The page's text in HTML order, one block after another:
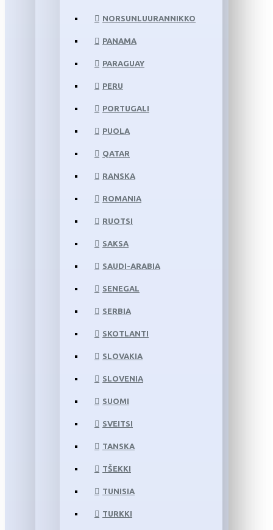
NORSUNLUURANNIKKO
PANAMA
PARAGUAY
PERU
PORTUGALI
PUOLA
QATAR
RANSKA
ROMANIA
RUOTSI
SAKSA
SAUDI-ARABIA
SENEGAL
SERBIA
SKOTLANTI
SLOVAKIA
SLOVENIA
SUOMI
SVEITSI
TANSKA
TŠEKKI
TUNISIA
TURKKI